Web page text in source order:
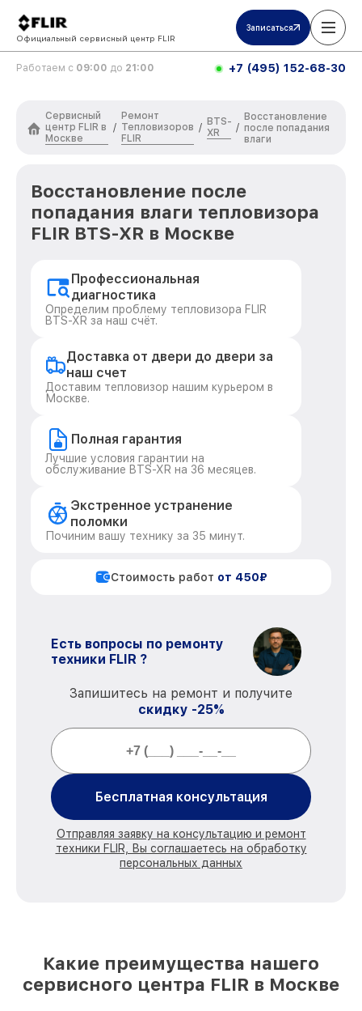
Официальный сервисный центр FLIR
Записаться
Работаем с 09:00 до 21:00 +7 (495) 152-68-30
Сервисный
центр FLIR в
Москве
/
Ремонт
Тепловизоров
FLIR
/
BTS-
XR
/
Восстановление
после попадания
влаги
Восстановление после
попадания влаги тепловизора
FLIR BTS-XR в Москве
Профессиональная
диагностика
Определим проблему тепловизора FLIR
BTS-XR за наш счёт.
Доставка от двери до двери за
наш счет
Доставим тепловизор нашим курьером в
Москве.
Полная гарантия
Лучшие условия гарантии на
обслуживание BTS-XR на 36 месяцев.
Экстренное устранение
поломки
Починим вашу технику за 35 минут.
Стоимость работ от 450₽
Есть вопросы по ремонту
техники FLIR ?
Запишитесь на ремонт и получите
скидку -25%
Бесплатная консультация
Отправляя заявку на консультацию и ремонт
техники FLIR, Вы соглашаетесь на обработку
персональных данных
Какие преимущества нашего
сервисного центра FLIR в Москве